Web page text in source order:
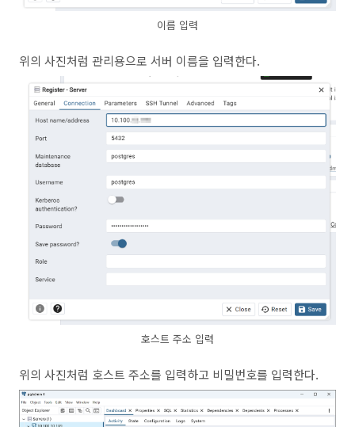
이름 입력
위의 사진처럼 관리용으로 서버 이름을 입력한다.
호스트 주소 입력
위의 사진처럼 호스트 주소를 입력하고 비밀번호를 입력한다.